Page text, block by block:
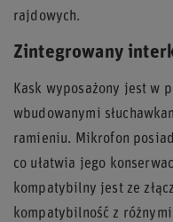
rajdowych.
Zintegrowany
Kask wyposażony jest w
wbudowanymi
ramieniu. Mikrofon
co ułatwia jego
kompatybilny jest ze
kompatybilność z